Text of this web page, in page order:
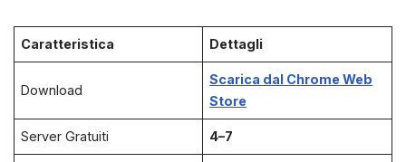
Caratteristica Dettagli
Download
Scarica dal Chrome Web
Store
Server Gratuiti 4–7